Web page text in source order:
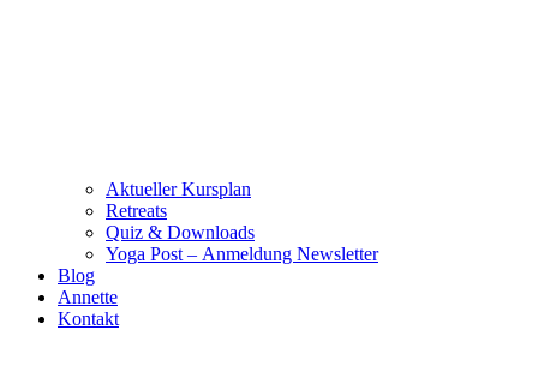
Aktueller Kursplan
Retreats
Quiz & Downloads
Yoga Post – Anmeldung Newsletter
Blog
Annette
Kontakt